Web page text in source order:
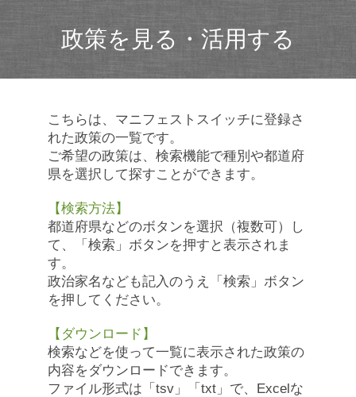
政策を見る・活用する
こちらは、マニフェストスイッチに登録さ
れた政策の一覧です。
ご希望の政策は、検索機能で種別や都道府
県を選択して探すことができます。
【検索方法】
都道府県などのボタンを選択（複数可）し
て、「検索」ボタンを押すと表示されま
す。
政治家名なども記入のうえ「検索」ボタン
を押してください。
【ダウンロード】
検索などを使って一覧に表示された政策の
内容をダウンロードできます。
ファイル形式は「tsv」「txt」で、Excelな